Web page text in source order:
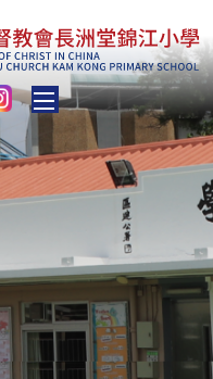
Toggle main menu